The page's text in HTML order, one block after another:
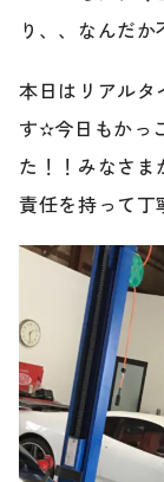
ブログ
お客様の声
ケータハム岐阜
プライバシー
買取
その
中古車
電話・メール
のご相談も可
お問い合わせ
り、、なんだ
本日はリアルタ
す✫今日もかっ
た！！みなさ
責任を持って丁